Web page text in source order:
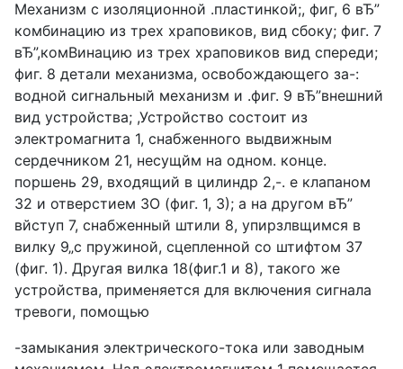
Механизм с изоляционной .пластинкой;, фиг, 6 вЂ”
комбинацию из трех храповиков, вид сбоку; фиг. 7
вЂ”,комВинацию из трех храповиков вид спереди;
фиг. 8 детали механизма, освобождающего за-:
водной сигнальный механизм и .фиг. 9 вЂ”внешний
вид устройства; ,Устройство состоит из
электромагнита 1, снабженного выдвижным
сердечником 21, несущйм на одном. конце.
поршень 29, входящий в цилиндр 2,-. e клапаном
32 и отверстием ЗО (фиг. 1, 3); а на другом вЂ”
вйступ 7, снабженный штили 8, упирзлвщимся в
вилку 9„с пружиной, сцепленной со штифтом 37
(фиг. 1). Другая вилка 18(фиг.1 и 8), такого же
устройства, применяется для включения сигнала
тревоги, помощью
-замыкания электрического-тока или заводным